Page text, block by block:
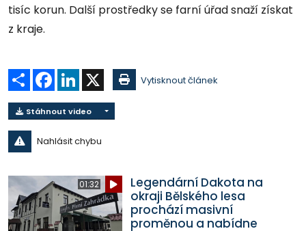
tisíc korun. Další prostředky se farní úřad snaží získat
z kraje.
Sdílet Facebook
LinkedIn Vytisknout článek
Stáhnout video
Nahlásit chybu
01:32
Legendární Dakota na
okraji Bělského lesa
prochází masivní
proměnou a nabídne